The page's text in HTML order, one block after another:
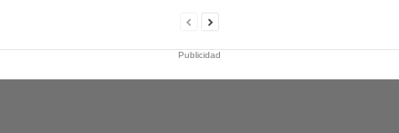
Publicidad